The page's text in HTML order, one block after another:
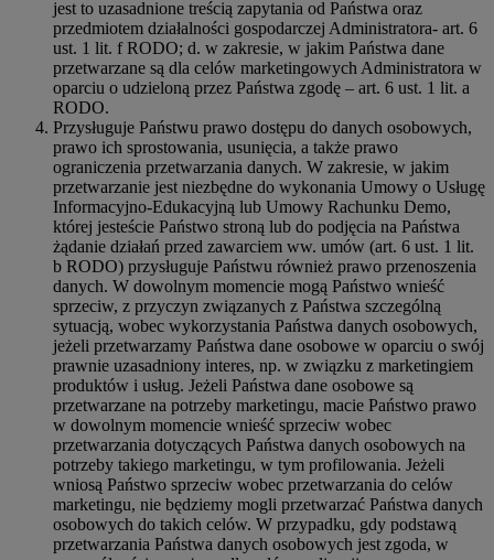
jest to uzasadnione treścią zapytania od Państwa oraz
przedmiotem działalności gospodarczej Administratora- art. 6
ust. 1 lit. f RODO; d. w zakresie, w jakim Państwa dane
przetwarzane są dla celów marketingowych Administratora w
oparciu o udzieloną przez Państwa zgodę – art. 6 ust. 1 lit. a
RODO.
Przysługuje Państwu prawo dostępu do danych osobowych,
prawo ich sprostowania, usunięcia, a także prawo
ograniczenia przetwarzania danych. W zakresie, w jakim
przetwarzanie jest niezbędne do wykonania Umowy o Usługę
Informacyjno-Edukacyjną lub Umowy Rachunku Demo,
której jesteście Państwo stroną lub do podjęcia na Państwa
żądanie działań przed zawarciem ww. umów (art. 6 ust. 1 lit.
b RODO) przysługuje Państwu również prawo przenoszenia
danych. W dowolnym momencie mogą Państwo wnieść
sprzeciw, z przyczyn związanych z Państwa szczególną
sytuacją, wobec wykorzystania Państwa danych osobowych,
jeżeli przetwarzamy Państwa dane osobowe w oparciu o swój
prawnie uzasadniony interes, np. w związku z marketingiem
produktów i usług. Jeżeli Państwa dane osobowe są
przetwarzane na potrzeby marketingu, macie Państwo prawo
w dowolnym momencie wnieść sprzeciw wobec
przetwarzania dotyczących Państwa danych osobowych na
potrzeby takiego marketingu, w tym profilowania. Jeżeli
wniosą Państwo sprzeciw wobec przetwarzania do celów
marketingu, nie będziemy mogli przetwarzać Państwa danych
osobowych do takich celów. W przypadku, gdy podstawą
przetwarzania Państwa danych osobowych jest zgoda, w